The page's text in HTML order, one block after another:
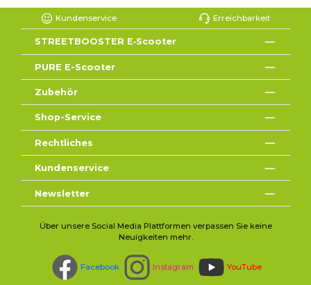
Kundenservice Erreichbarkeit
STREETBOOSTER E‑Scooter
PURE E-Scooter
Zubehör
Shop-Service
Rechtliches
Kundenservice
Newsletter
Über unsere Social Media Plattformen verpassen Sie keine
Neuigkeiten mehr.
Facebook Instagram YouTube